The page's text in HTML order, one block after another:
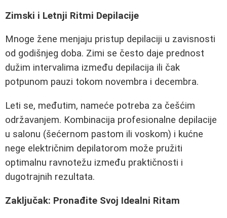
Zimski i Letnji Ritmi Depilacije
Mnoge žene menjaju pristup depilaciji u zavisnosti
od godišnjeg doba. Zimi se često daje prednost
dužim intervalima između depilacija ili čak
potpunom pauzi tokom novembra i decembra.
Leti se, međutim, nameće potreba za češćim
održavanjem. Kombinacija profesionalne depilacije
u salonu (šećernom pastom ili voskom) i kućne
nege električnim depilatorom može pružiti
optimalnu ravnotežu između praktičnosti i
dugotrajnih rezultata.
Zaključak: Pronađite Svoj Idealni Ritam